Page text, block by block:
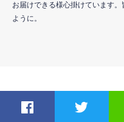
お届けできる様心掛けています
ように。